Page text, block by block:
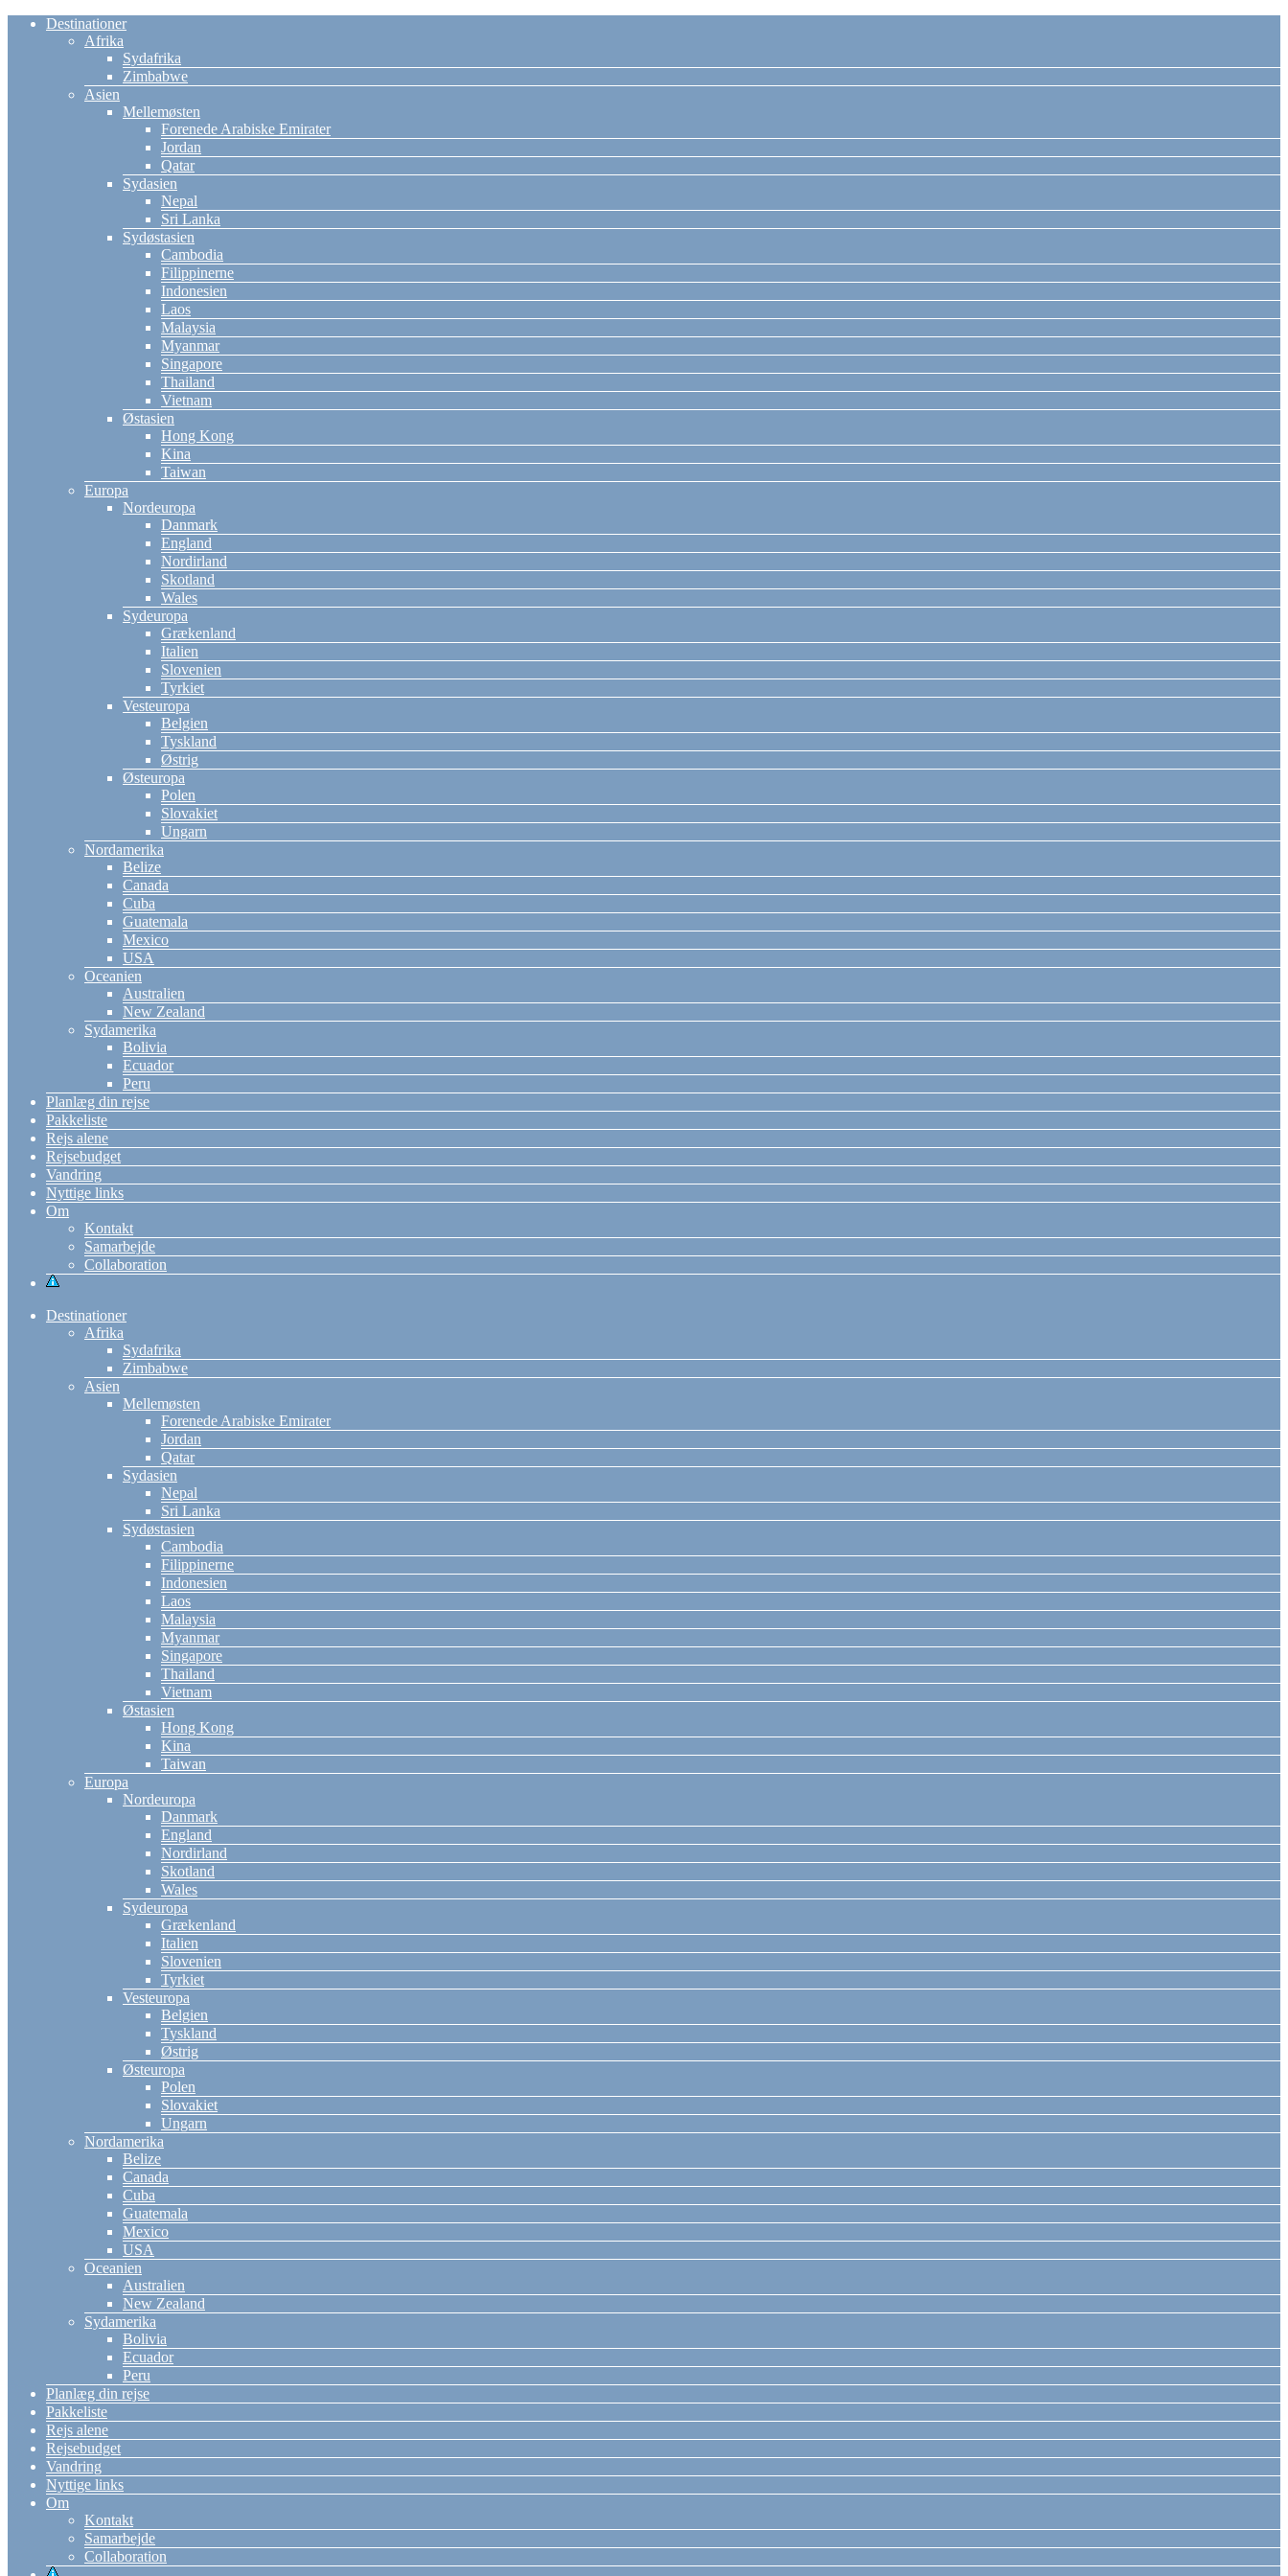
Destinationer
Afrika
Sydafrika
Zimbabwe
Asien
Mellemøsten
Forenede Arabiske Emirater
Jordan
Qatar
Sydasien
Nepal
Sri Lanka
Sydøstasien
Cambodia
Filippinerne
Indonesien
Laos
Malaysia
Myanmar
Singapore
Thailand
Vietnam
Østasien
Hong Kong
Kina
Taiwan
Europa
Nordeuropa
Danmark
England
Nordirland
Skotland
Wales
Sydeuropa
Grækenland
Italien
Slovenien
Tyrkiet
Vesteuropa
Belgien
Tyskland
Østrig
Østeuropa
Polen
Slovakiet
Ungarn
Nordamerika
Belize
Canada
Cuba
Guatemala
Mexico
USA
Oceanien
Australien
New Zealand
Sydamerika
Bolivia
Ecuador
Peru
Planlæg din rejse
Pakkeliste
Rejs alene
Rejsebudget
Vandring
Nyttige links
Om
Kontakt
Samarbejde
Collaboration
Destinationer
Afrika
Sydafrika
Zimbabwe
Asien
Mellemøsten
Forenede Arabiske Emirater
Jordan
Qatar
Sydasien
Nepal
Sri Lanka
Sydøstasien
Cambodia
Filippinerne
Indonesien
Laos
Malaysia
Myanmar
Singapore
Thailand
Vietnam
Østasien
Hong Kong
Kina
Taiwan
Europa
Nordeuropa
Danmark
England
Nordirland
Skotland
Wales
Sydeuropa
Grækenland
Italien
Slovenien
Tyrkiet
Vesteuropa
Belgien
Tyskland
Østrig
Østeuropa
Polen
Slovakiet
Ungarn
Nordamerika
Belize
Canada
Cuba
Guatemala
Mexico
USA
Oceanien
Australien
New Zealand
Sydamerika
Bolivia
Ecuador
Peru
Planlæg din rejse
Pakkeliste
Rejs alene
Rejsebudget
Vandring
Nyttige links
Om
Kontakt
Samarbejde
Collaboration